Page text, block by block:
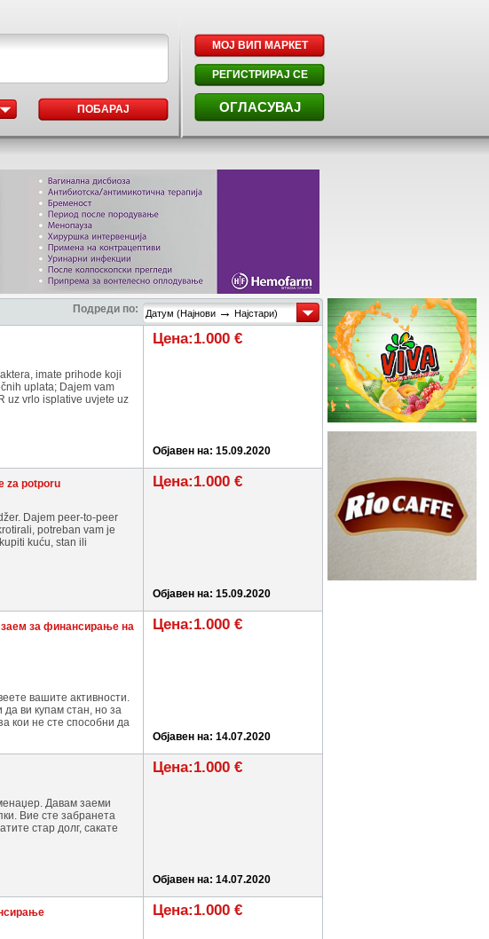
ПОБАРАЈ
МОЈ ВИП МАРКЕТ
РЕГИСТРИРАЈ СЕ
ОГЛАСУВАЈ
Подреди по: Датум (Најнови → Најстари)
imate prihode koji
uplata; Dajem vam
uz vrlo isplative uvjete uz
Цена:1.000 €
Објавен на: 15.09.2020
za potporu
Dajem peer-to-peer
potreban vam je
kuću, stan ili
Цена:1.000 €
Објавен на: 15.09.2020
за финансирање на
вашите активности.
да ви купам стан, но за
кои не сте способни да
Цена:1.000 €
Објавен на: 14.07.2020
Давам заеми
Вие сте забранета
стар долг, сакате
Цена:1.000 €
Објавен на: 14.07.2020
Цена:1.000 €